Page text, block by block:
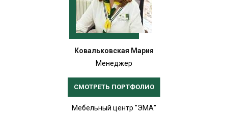
Ковальковская Мария
Менеджер
СМОТРЕТЬ ПОРТФОЛИО
Мебельный центр "ЭМА"